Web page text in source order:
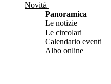
Novità
Panoramica
Le notizie
Le circolari
Calendario eventi
Albo online